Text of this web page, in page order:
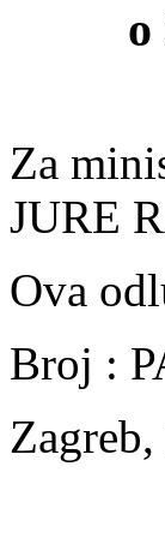
Za
JURE
Ova
Broj :